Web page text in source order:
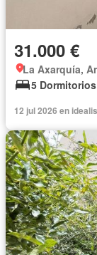
31.000 €
La Axarquía,
5 Dormitorios
12 jul 2026 en